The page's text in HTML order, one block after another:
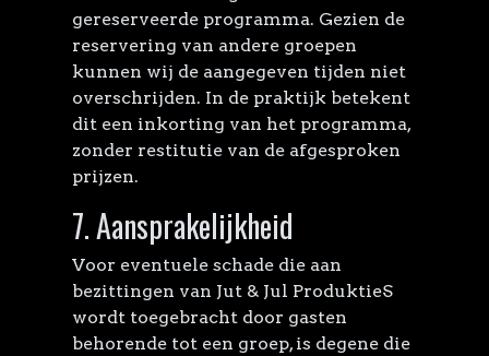
gereserveerde programma. Gezien de
reservering van andere groepen
kunnen wij de aangegeven tijden niet
overschrijden. In de praktijk betekent
dit een inkorting van het programma,
zonder restitutie van de afgesproken
prijzen.
7. Aansprakelijkheid
Voor eventuele schade die aan
bezittingen van Jut & Jul ProduktieS
wordt toegebracht door gasten
behorende tot een groep, is degene die